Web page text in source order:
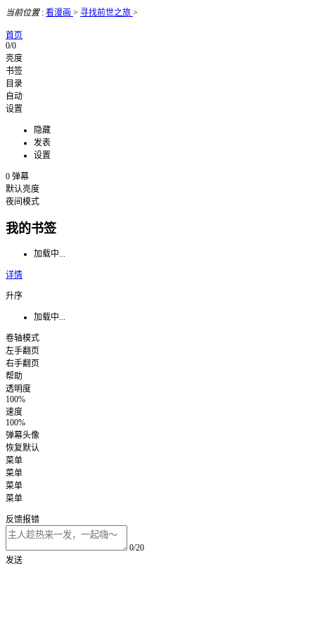
当前位置: 看漫画 > 寻找前世之旅 >
首页
0/0
亮度
书签
目录
自动
设置
隐藏
发表
设置
0 弹幕
默认亮度
夜间模式
我的书签
加载中...
详情
升序
加载中...
卷轴模式
左手翻页
右手翻页
帮助
透明度
100%
速度
100%
弹幕头像
恢复默认
菜单
菜单
菜单
菜单
反馈报错
0/20
发送